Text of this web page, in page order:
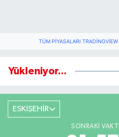
TÜM PIYASALARI
Yükleniyor...
ESKİŞEHİR
SONRAKI